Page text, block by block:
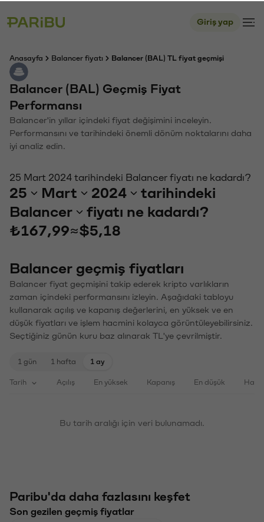
Giriş yap
Anasayfa Balancer fiyatı Balancer (BAL) TL fiyat geçmişi
Balancer (BAL) Geçmiş Fiyat
Performansı
Balancer'in yıllar içindeki fiyat değişimini inceleyin.
Performansını ve tarihindeki önemli dönüm noktalarını daha
iyi analiz edin.
25 Mart 2024 tarihindeki Balancer fiyatı ne kadardı?
25 Mart 2024
tarihindeki
Balancer
fiyatı ne kadardı?
₺167,99≈$5,18
Balancer geçmiş fiyatları
Balancer fiyat geçmişini takip ederek kripto varlıkların
zaman içindeki performansını izleyin. Aşağıdaki tabloyu
kullanarak açılış ve kapanış değerlerini, en yüksek ve en
düşük fiyatları ve işlem hacmini kolayca görüntüleyebilirsiniz.
Seçtiğiniz günün kuru baz alınarak TL'ye çevrilmiştir.
1 gün 1 hafta 1 ay
Tarih Açılış En yüksek Kapanış En düşük
Bu tarih aralığı için veri bulunamadı.
Paribu'da daha fazlasını keşfet
Son gezilen geçmiş fiyatlar